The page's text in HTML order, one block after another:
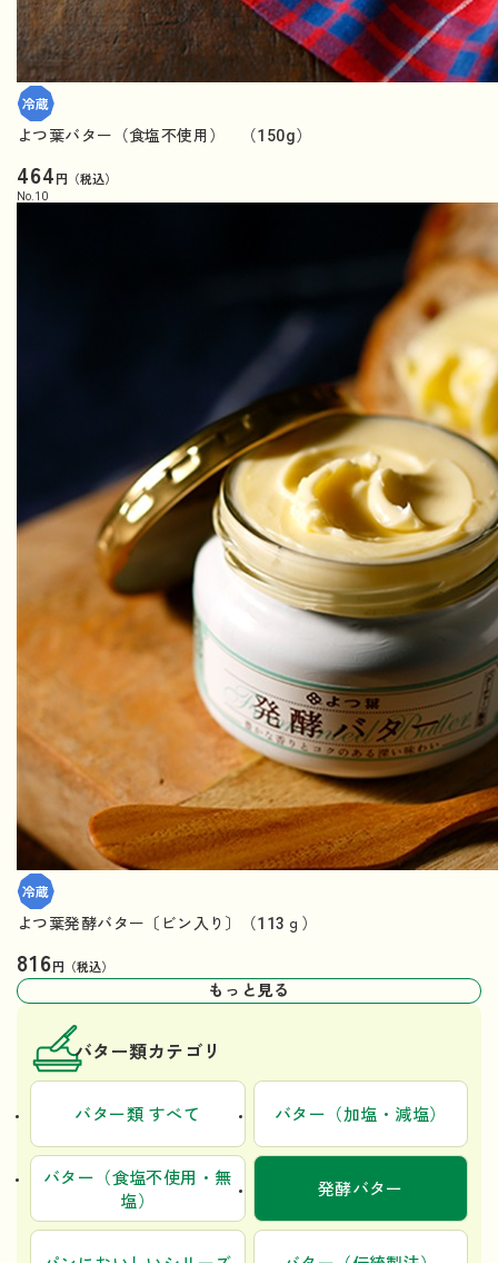
よつ葉バター（食塩不使用） （150g）
464円（税込）
No. 10
よつ葉発酵バター〔ビン入り〕（113ｇ）
816円（税込）
もっと見る
バター類カテゴリ
バター類 すべて バター（加塩・減塩）
バター（食塩不使用・無
塩）
発酵バター